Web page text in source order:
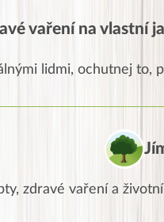
vaření na vlastní
lidmi, ochutnej to,
zdravé vaření a